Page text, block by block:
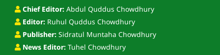
Chief Editor: Abdul Quddus Chowdhury
Editor: Ruhul Quddus Chowdhury
Publisher: Sidratul Muntaha Chowdhury
News Editor: Tuhel Chowdhury